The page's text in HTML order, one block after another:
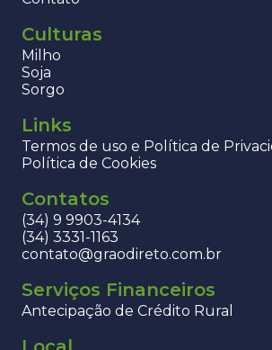
Culturas
Milho
Soja
Sorgo
Links
Termos de uso e Política de
Política de Cookies
Contatos
(34) 9 9903-4134
(34) 3331-1163
contato@graodireto.com.br
Serviços Financeiros
Antecipação de Crédito Rural